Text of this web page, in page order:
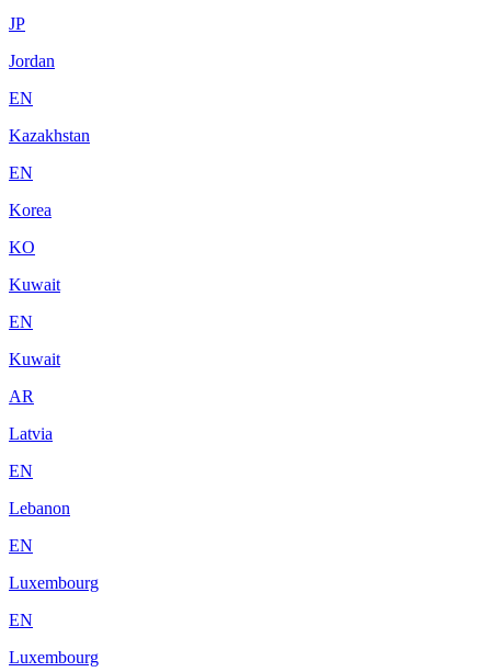
JP
Jordan
EN
Kazakhstan
EN
Korea
KO
Kuwait
EN
Kuwait
AR
Latvia
EN
Lebanon
EN
Luxembourg
EN
Luxembourg